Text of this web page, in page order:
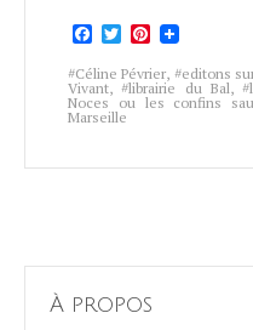
Facebook
TwitterPinterest
Céline Pévrier, editons
Vivant, librairie du Bal,
Noces ou les confins
Marseille
À propos